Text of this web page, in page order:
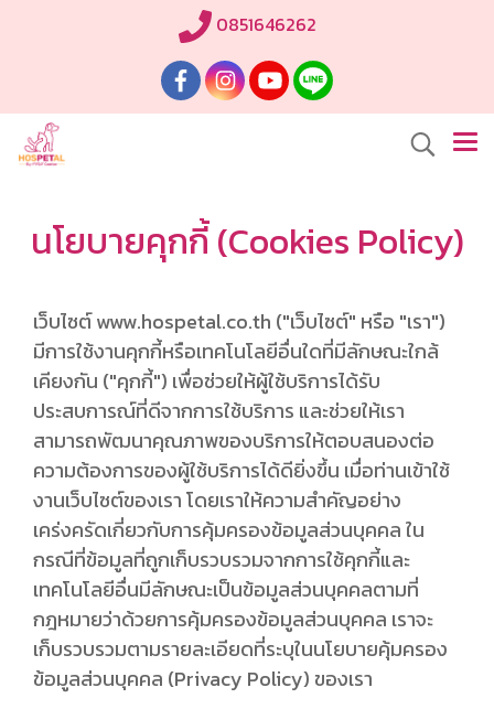
0851646262
นโยบายคุกกี้ (Cookies Policy)
เว็บไซต์ www.hospetal.co.th ("เว็บไซต์" หรือ "เรา")
มีการใช้งานคุกกี้หรือเทคโนโลยีอื่นใดที่มีลักษณะใกล้
เคียงกัน ("คุกกี้") เพื่อช่วยให้ผู้ใช้บริการได้รับ
ประสบการณ์ที่ดีจากการใช้บริการ และช่วยให้เรา
สามารถพัฒนาคุณภาพของบริการให้ตอบสนองต่อ
ความต้องการของผู้ใช้บริการได้ดียิ่งขึ้น เมื่อท่านเข้าใช้
งานเว็บไซต์ของเรา โดยเราให้ความสำคัญอย่าง
เคร่งครัดเกี่ยวกับการคุ้มครองข้อมูลส่วนบุคคล ใน
กรณีที่ข้อมูลที่ถูกเก็บรวบรวมจากการใช้คุกกี้และ
เทคโนโลยีอื่นมีลักษณะเป็นข้อมูลส่วนบุคคลตามที่
กฎหมายว่าด้วยการคุ้มครองข้อมูลส่วนบุคคล เราจะ
เก็บรวบรวมตามรายละเอียดที่ระบุในนโยบายคุ้มครอง
ข้อมูลส่วนบุคคล (Privacy Policy) ของเรา